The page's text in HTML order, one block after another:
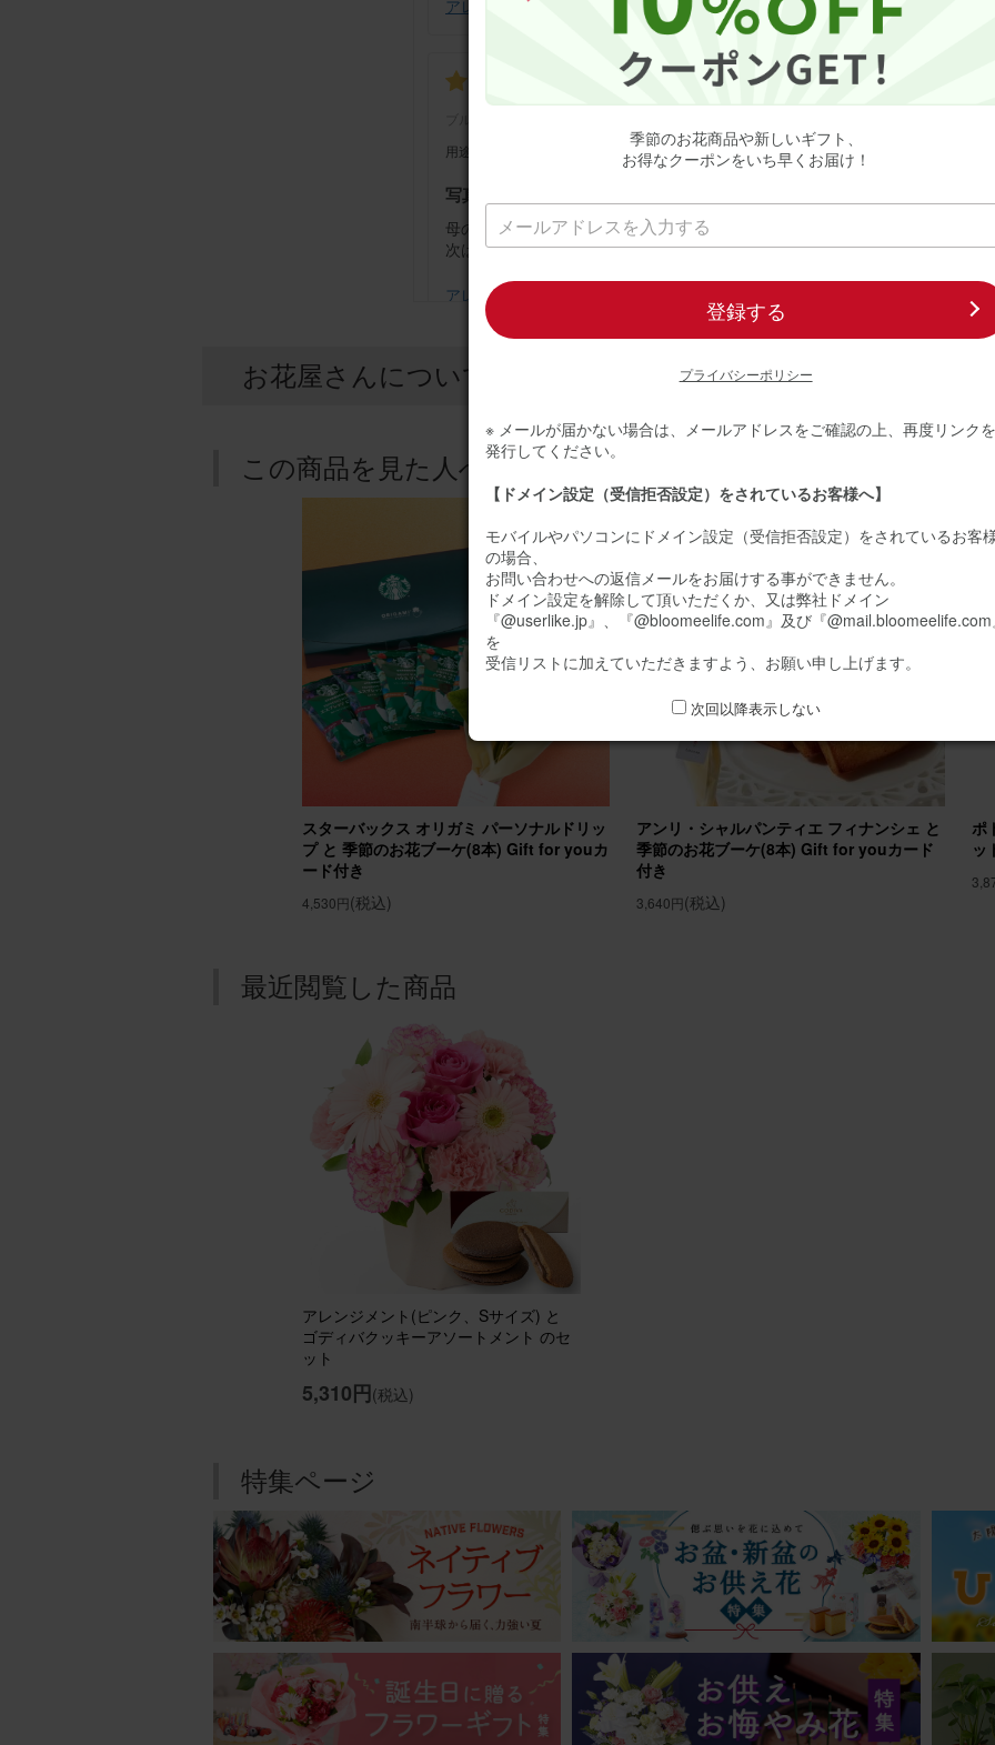
アレンジメント(ピンク) Sサイズ Happy Birthday カード付き
用途：
写真通りで、とても綺麗です
母の誕生日に送りました。 とても綺麗で、そして可愛いです。 凄く喜んでいま
次はお義母さんに送りたいと思っています。
アレンジメント(黄色) Sサイズ Happy Birthday カード付き
誕生日
誕生日プレゼントに
ルが高いので嬉しいと喜んでもらえました。
アレンジメント(ピンク) Sサイズ
chomo
用途：
誕生日プレゼントに贈りました
友人母の誕生日プレゼントに贈らせていただきました。 お部屋が華やかになっ
んで貰えました！
アレンジメント(ピンク)Sサイズ Happy Birthdayバルーン付き
ブルーミーユーザーさん
素敵な！
年末年始に飾るお花をいつもの定期便にプラスして購入しました。 温度差のな
に置いていますが、とても長持ち！ サイズ感も良かったです。 玄関に行くたび
ています♪
アレンジメント(ピンク) Sサイズ
用途：
自宅用
ブルーミーユーザーさん
50代
華やか〜
カラフルでパッとお部屋が明るくなり 、自然な香りもして気分上がります
お花屋さんについて
この商品を見た人へのオススメ
スターバックス オリガミ パーソナルドリッ
プ と 季節のお花ブーケ(8本) Gift for youカ
ード付き
4,530円(税込)
アンリ・シャルパンティエ フィナンシェ と
季節のお花ブーケ(8本) Gift for youカード
付き
3,640円(税込)
ポ
ッ
最近閲覧した商品
アレンジメント(ピンク、Sサイズ) と
ゴディバクッキーアソートメント のセ
ット
5,310円(税込)
特集ページ
季節のお花商品や新しいギフト、
お得なクーポンをいち早くお届け！
登録する
プライバシーポリシー
※ メールが届かない場合は、メールアドレスをご確認の上、再度リンクを
発行してください。
【ドメイン設定（受信拒否設定）をされているお客様へ】
モバイルやパソコンにドメイン設定（受信拒否設定）をされているお客
の場合、
お問い合わせへの返信メールをお届けする事ができません。
ドメイン設定を解除して頂いただくか、又は弊社ドメイン
『@userlike.jp』、『@bloomeelife.com』及び『@mail.bloomeelife.com
を
受信リストに加えていただきますよう、お願い申し上げます。
次回以降表示しない